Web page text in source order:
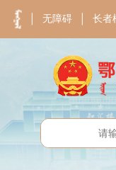
无障碍 长者